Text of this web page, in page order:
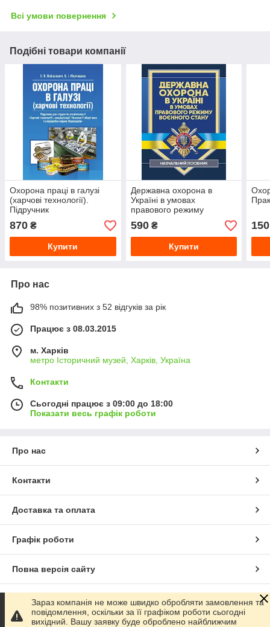
Всі умови повернення
Подібні товари компанії
Охорона праці в галузі
(харчові технології).
Підручник
870 ₴
Купити
Державна охорона в
Україні в умовах
правового режиму
воєнного стану
590₴
Купити
150
Про нас
98% позитивних з 52 відгуків за рік
Працює з 08.03.2015
м. Харків
метро Історичний музей, Харків, Україна
Контакти
Сьогодні працює з 09:00 до 18:00
Показати весь графік роботи
Про нас
Контакти
Доставка та оплата
Графік роботи
Повна версія сайту
Сайт створено на маркетплейсіProm.ua
Зараз компанія не може швидко обробляти замовлення та
повідомлення, оскільки за її графіком роботи сьогодні
вихідний. Вашу заявку буде оброблено найближчим